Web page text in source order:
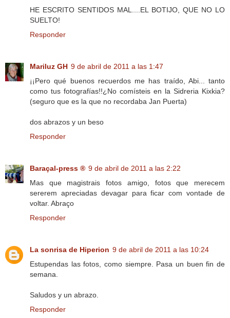
HE ESCRITO SENTIDOS MAL....EL BOTIJO, QUE NO LO
SUELTO!
Responder
Mariluz GH 9 de abril de 2011 a las 1:47
¡¡Pero qué buenos recuerdos me has traído, Abi... tanto
como tus fotografías!!¿No comísteis en la Sidreria Kixkia?
(seguro que es la que no recordaba Jan Puerta)
dos abrazos y un beso
Responder
Baraçal-press ® 9 de abril de 2011 a las 2:22
Mas que magistrais fotos amigo, fotos que merecem
sererem apreciadas devagar para ficar com vontade de
voltar. Abraço
Responder
La sonrisa de Hiperion 9 de abril de 2011 a las 10:24
Estupendas las fotos, como siempre. Pasa un buen fin de
semana.
Saludos y un abrazo.
Responder